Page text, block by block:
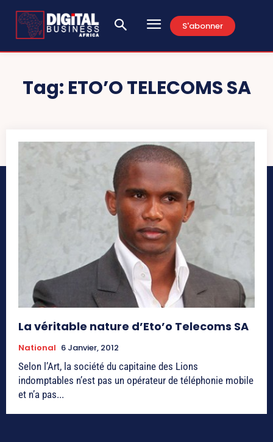
S'abonner
Tag: ETO’O TELECOMS SA
La véritable nature d’Eto’o Telecoms SA
National 6 Janvier, 2012
Selon l’Art, la société du capitaine des Lions
indomptables n’est pas un opérateur de téléphonie mobile
et n’a pas...